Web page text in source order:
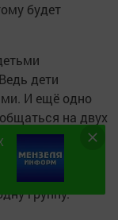
будет
дети
И ещё одно
на двух
от желающих
заявлений от
детсад, то
группу.